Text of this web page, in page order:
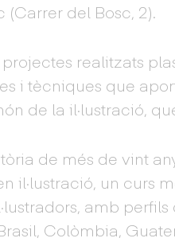
(Carrer del Bosc, 2).
realitzats
i tècniques que
de la il·lustració,
de més de vint
il·lustració, un curs
amb
Colòmbia,